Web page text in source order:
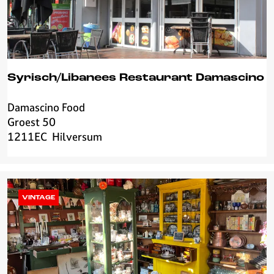
o
d
Syrisch/Libanees Restaurant Damascino
S
y
r
c
h
/
L
i
b
a
Damascino Food
Groest 50
1211EC Hilversum
VINTAGE